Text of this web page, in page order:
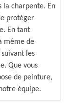
la charpente. En
protéger
En tant
même de
les
Que vous
de peinture,
équipe.